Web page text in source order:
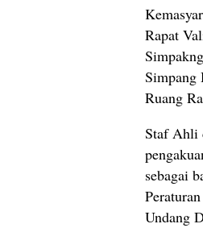
Rapat
Simpang
Ruang
Staf Ahli
sebagai
Undang